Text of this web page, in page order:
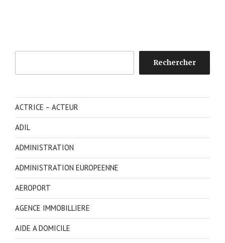
Rechercher
ACTRICE – ACTEUR
ADIL
ADMINISTRATION
ADMINISTRATION EUROPEENNE
AEROPORT
AGENCE IMMOBILLIERE
AIDE A DOMICILE